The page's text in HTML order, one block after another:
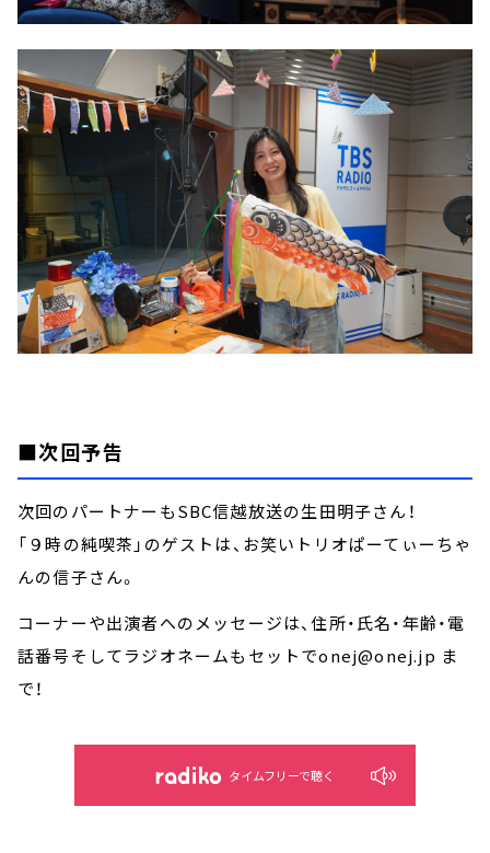
■次回予告
次回のパートナーもSBC信越放送の生田明子さん！
「９時の純喫茶」のゲストは、お笑いトリオぱーてぃーちゃ
んの信子さん。
コーナーや出演者へのメッセージは、住所・氏名・年齢・電
話番号そしてラジオネームもセットでonej@onej.jp ま
で！
タイムフリーで聴く